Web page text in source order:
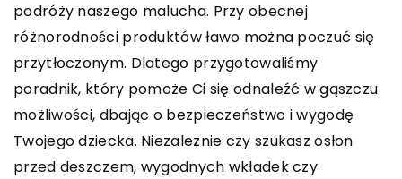
podróży naszego malucha. Przy obecnej
różnorodności produktów ławo można poczuć się
przytłoczonym. Dlatego przygotowaliśmy
poradnik, który pomoże Ci się odnaleźć w gąszczu
możliwości, dbając o bezpieczeństwo i wygodę
Twojego dziecka. Niezależnie czy szukasz osłon
przed deszczem, wygodnych wkładek czy